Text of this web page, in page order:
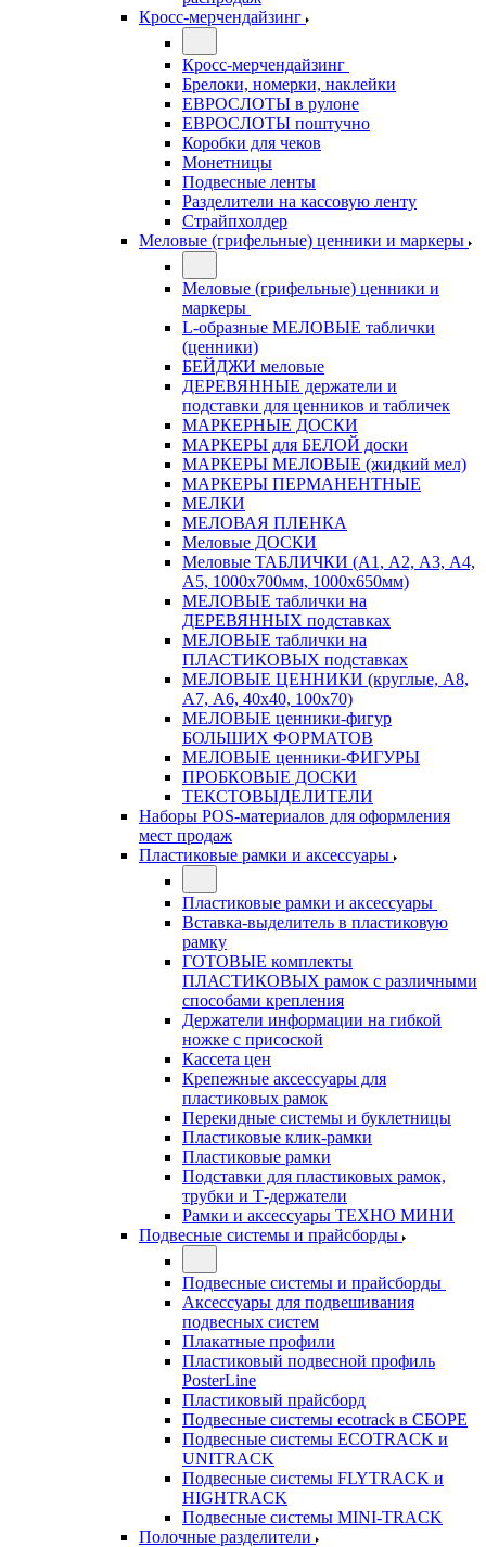
Кросс-мерчендайзинг
Кросс-мерчендайзинг
Брелоки, номерки, наклейки
ЕВРОСЛОТЫ в рулоне
ЕВРОСЛОТЫ поштучно
Коробки для чеков
Монетницы
Подвесные ленты
Разделители на кассовую ленту
Страйпхолдер
Меловые (грифельные) ценники и маркеры
Меловые (грифельные) ценники и
маркеры
L-образные МЕЛОВЫЕ таблички
(ценники)
БЕЙДЖИ меловые
ДЕРЕВЯННЫЕ держатели и
подставки для ценников и табличек
МАРКЕРНЫЕ ДОСКИ
МАРКЕРЫ для БЕЛОЙ доски
МАРКЕРЫ МЕЛОВЫЕ (жидкий мел)
МАРКЕРЫ ПЕРМАНЕНТНЫЕ
МЕЛКИ
МЕЛОВАЯ ПЛЕНКА
Меловые ДОСКИ
Меловые ТАБЛИЧКИ (А1, А2, А3, А4,
А5, 1000х700мм, 1000х650мм)
МЕЛОВЫЕ таблички на
ДЕРЕВЯННЫХ подставках
МЕЛОВЫЕ таблички на
ПЛАСТИКОВЫХ подставках
МЕЛОВЫЕ ЦЕННИКИ (круглые, А8,
А7, А6, 40х40, 100х70)
МЕЛОВЫЕ ценники-фигур
БОЛЬШИХ ФОРМАТОВ
МЕЛОВЫЕ ценники-ФИГУРЫ
ПРОБКОВЫЕ ДОСКИ
ТЕКСТОВЫДЕЛИТЕЛИ
Наборы POS-материалов для оформления
мест продаж
Пластиковые рамки и аксессуары
Пластиковые рамки и аксессуары
Вставка-выделитель в пластиковую
рамку
ГОТОВЫЕ комплекты
ПЛАСТИКОВЫХ рамок с различными
способами крепления
Держатели информации на гибкой
ножке с присоской
Кассета цен
Крепежные аксессуары для
пластиковых рамок
Перекидные системы и буклетницы
Пластиковые клик-рамки
Пластиковые рамки
Подставки для пластиковых рамок,
трубки и Т-держатели
Рамки и аксессуары ТЕХНО МИНИ
Подвесные системы и прайсборды
Подвесные системы и прайсборды
Аксессуары для подвешивания
подвесных систем
Плакатные профили
Пластиковый подвесной профиль
PosterLine
Пластиковый прайсборд
Подвесные системы ecotrack в СБОРЕ
Подвесные системы ECOTRACK и
UNITRACK
Подвесные системы FLYTRACK и
HIGHTRACK
Подвесные системы MINI-TRACK
Полочные разделители